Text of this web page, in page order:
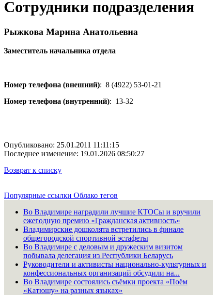
Сотрудники подразделения
Рыжкова Марина Анатольевна
Заместитель начальника отдела
Номер телефона (внешний): 8 (4922) 53-01-21
Номер телефона (внутренний): 13-32
Опубликовано: 25.01.2011 11:11:15
Последнее изменение: 19.01.2026 08:50:27
Возврат к списку
Популярные ссылки Облако тегов
Во Владимире наградили лучшие КТОСы и вручили
ежегодную премию «Гражданская активность»
Владимирские дошколята встретились в финале
общегородской спортивной эстафеты
Во Владимире с деловым и дружеским визитом
побывала делегация из Республики Беларусь
Руководители и активисты национально-культурных и
конфессиональных организаций обсудили на...
Во Владимире состоялись съёмки проекта «Поём
«Катюшу» на разных языках»